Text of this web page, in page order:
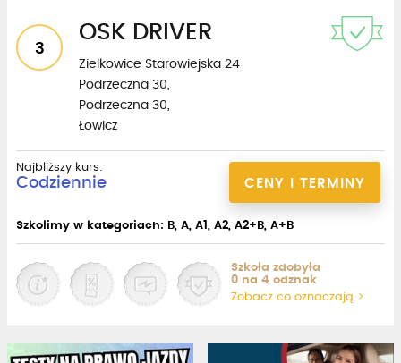
3
OSK DRIVER
Zielkowice Starowiejska 24
Podrzeczna 30,
Podrzeczna 30,
Łowicz
CENY I TERMINY
Najbliższy kurs:
Codziennie
Szkolimy w kategoriach: B, A, A1, A2, A2+B, A+B
Szkoła zdobyła
0 na 4 odznak
Zobacz co oznaczają >